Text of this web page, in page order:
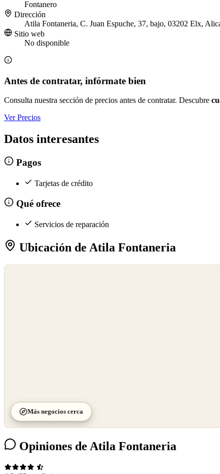
Fontanero
Dirección
Atila Fontaneria, C. Juan Espuche, 37, bajo, 03202 Elx,
Sitio web
No disponible
Antes de contratar, infórmate bien
Consulta nuestra sección de precios antes de contratar. Descubre
Ver Precios
Datos interesantes
Pagos
Tarjetas de crédito
Qué ofrece
Servicios de reparación
Ubicación de Atila Fontaneria
Más negocios cerca
Opiniones de Atila Fontaneria